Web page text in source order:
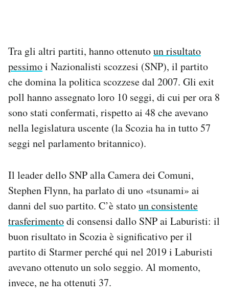
Tra gli altri partiti, hanno ottenutoun risultato
pessimoi Nazionalisti scozzesi (SNP), il partito
che domina la politica scozzese dal 2007. Gli exit
poll hanno assegnato loro 10 seggi, di cui per ora 8
sono stati confermati, rispetto ai 48 che avevano
nella legislatura uscente (la Scozia ha in tutto 57
seggi nel parlamento britannico).
Il leader dello SNP alla Camera dei Comuni,
Stephen Flynn, ha parlato di uno «tsunami» ai
danni del suo partito. C’è statoun consistente
trasferimentodi consensi dallo SNP ai Laburisti: il
buon risultato in Scozia è significativo per il
partito di Starmer perché qui nel 2019 i Laburisti
avevano ottenuto un solo seggio. Al momento,
invece, ne ha ottenuti 37.